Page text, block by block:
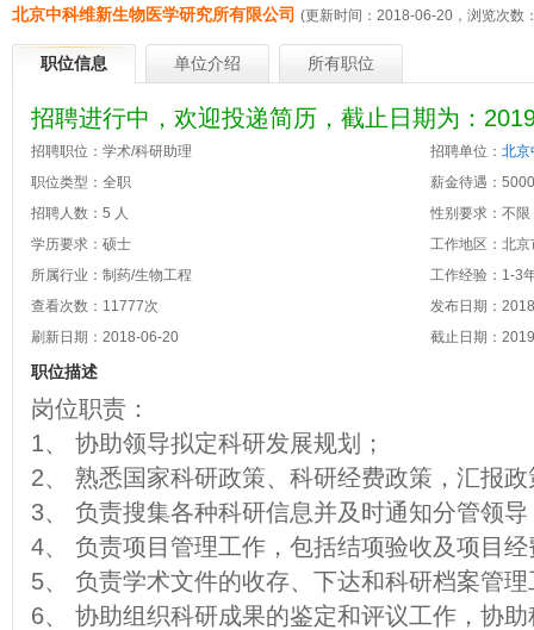
北京中科维新生物医学研究所有限公司 (更新时间：2018-06-20，浏览次数
职位信息 单位介绍 所有职位
招聘进行中，欢迎投递简历，截止日期为：
招聘职位：学术/科研助理 招聘单位： 北京
职位类型：全职
薪金待遇：
招聘人数：5 人
性别要求：不限
学历要求：硕士
工作地区：北京
所属行业：制药/生物工程
工作经验：1-3
查看次数： 11777次
发布日期：
刷新日期：2018-06-20
截止日期：
职位描述
岗位职责：
1、 协助领导拟定科研发展规划；
2、 熟悉国家科研政策、科研经费政策，汇报
3、 负责搜集各种科研信息并及时通知分管领
4、 负责项目管理工作，包括结项验收及项目
5、 负责学术文件的收存、下达和科研档案管理
6、 协助组织科研成果的鉴定和评议工作，协